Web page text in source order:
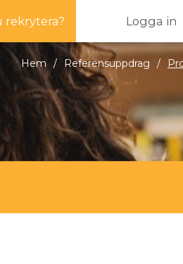
rekrytera? Logga in
Hem / Referensuppdrag /